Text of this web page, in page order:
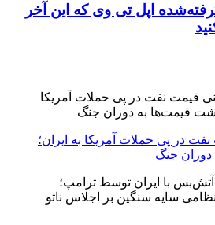
اپل تی وی که این آخر
در پی حملات آمریکا به ایران؛
جنگ